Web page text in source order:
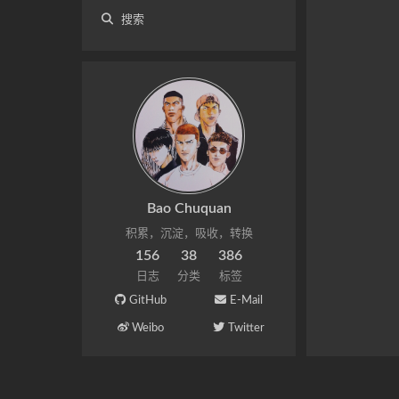
搜索
Bao Chuquan
积累，沉淀，吸收，转换
156
日志
38
分类
386
标签
GitHub E-Mail
Weibo Twitter